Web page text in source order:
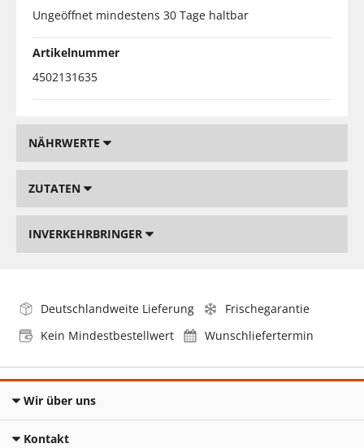
Ungeöffnet mindestens 30 Tage haltbar
Artikelnummer
4502131635
NÄHRWERTE
ZUTATEN
INVERKEHRBRINGER
Deutschlandweite Lieferung
Frischegarantie
Kein Mindestbestellwert
Wunschliefertermin
Wir über uns
Kontakt